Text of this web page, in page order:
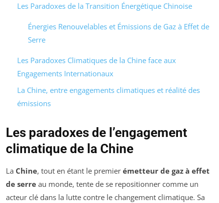
Les Paradoxes de la Transition Énergétique Chinoise
Énergies Renouvelables et Émissions de Gaz à Effet de
Serre
Les Paradoxes Climatiques de la Chine face aux
Engagements Internationaux
La Chine, entre engagements climatiques et réalité des
émissions
Les paradoxes de l’engagement
climatique de la Chine
La Chine, tout en étant le premier émetteur de gaz à effet
de serre au monde, tente de se repositionner comme un
acteur clé dans la lutte contre le changement climatique. Sa